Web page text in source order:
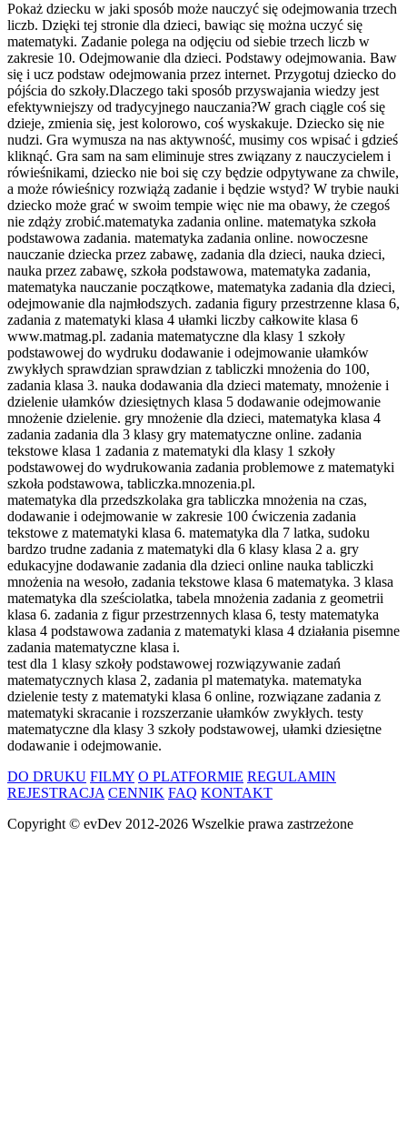
Pokaż dziecku w jaki sposób może nauczyć się odejmowania trzech
liczb. Dzięki tej stronie dla dzieci, bawiąc się można uczyć się
matematyki. Zadanie polega na odjęciu od siebie trzech liczb w
zakresie 10. Odejmowanie dla dzieci. Podstawy odejmowania. Baw
się i ucz podstaw odejmowania przez internet. Przygotuj dziecko do
pójścia do szkoły.Dlaczego taki sposób przyswajania wiedzy jest
efektywniejszy od tradycyjnego nauczania?W grach ciągle coś się
dzieje, zmienia się, jest kolorowo, coś wyskakuje. Dziecko się nie
nudzi. Gra wymusza na nas aktywność, musimy cos wpisać i gdzieś
kliknąć. Gra sam na sam eliminuje stres związany z nauczycielem i
rówieśnikami, dziecko nie boi się czy będzie odpytywane za chwile,
a może rówieśnicy rozwiążą zadanie i będzie wstyd? W trybie nauki
dziecko może grać w swoim tempie więc nie ma obawy, że czegoś
nie zdąży zrobić.matematyka zadania online. matematyka szkoła
podstawowa zadania. matematyka zadania online. nowoczesne
nauczanie dziecka przez zabawę, zadania dla dzieci, nauka dzieci,
nauka przez zabawę, szkoła podstawowa, matematyka zadania,
matematyka nauczanie początkowe, matematyka zadania dla dzieci,
odejmowanie dla najmłodszych. zadania figury przestrzenne klasa 6,
zadania z matematyki klasa 4 ułamki liczby całkowite klasa 6
www.matmag.pl. zadania matematyczne dla klasy 1 szkoły
podstawowej do wydruku dodawanie i odejmowanie ułamków
zwykłych sprawdzian sprawdzian z tabliczki mnożenia do 100,
zadania klasa 3. nauka dodawania dla dzieci matematy, mnożenie i
dzielenie ułamków dziesiętnych klasa 5 dodawanie odejmowanie
mnożenie dzielenie. gry mnożenie dla dzieci, matematyka klasa 4
zadania zadania dla 3 klasy gry matematyczne online. zadania
tekstowe klasa 1 zadania z matematyki dla klasy 1 szkoły
podstawowej do wydrukowania zadania problemowe z matematyki
szkoła podstawowa, tabliczka.mnozenia.pl.
matematyka dla przedszkolaka gra tabliczka mnożenia na czas,
dodawanie i odejmowanie w zakresie 100 ćwiczenia zadania
tekstowe z matematyki klasa 6. matematyka dla 7 latka, sudoku
bardzo trudne zadania z matematyki dla 6 klasy klasa 2 a. gry
edukacyjne dodawanie zadania dla dzieci online nauka tabliczki
mnożenia na wesoło, zadania tekstowe klasa 6 matematyka. 3 klasa
matematyka dla sześciolatka, tabela mnożenia zadania z geometrii
klasa 6. zadania z figur przestrzennych klasa 6, testy matematyka
klasa 4 podstawowa zadania z matematyki klasa 4 działania pisemne
zadania matematyczne klasa i.
test dla 1 klasy szkoły podstawowej rozwiązywanie zadań
matematycznych klasa 2, zadania pl matematyka. matematyka
dzielenie testy z matematyki klasa 6 online, rozwiązane zadania z
matematyki skracanie i rozszerzanie ułamków zwykłych. testy
matematyczne dla klasy 3 szkoły podstawowej, ułamki dziesiętne
dodawanie i odejmowanie.
DO DRUKU FILMY O PLATFORMIE REGULAMIN
REJESTRACJA CENNIK FAQ KONTAKT
Copyright © evDev 2012-2026 Wszelkie prawa zastrzeżone